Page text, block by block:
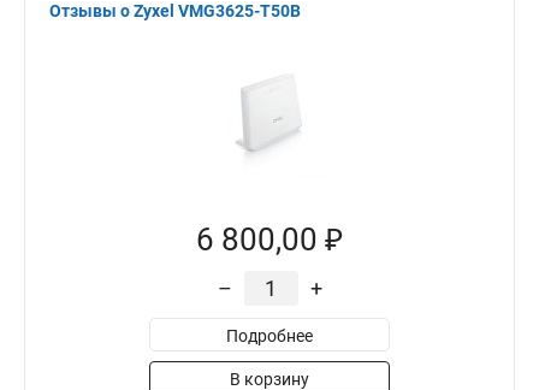
Отзывы о Zyxel VMG3625-T50B
6 800,00 ₽
– +
Подробнее
В корзину